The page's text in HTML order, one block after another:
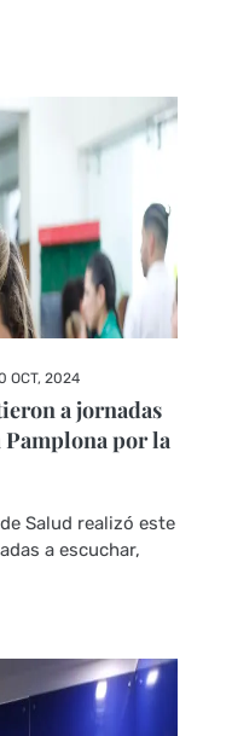
OCT, 2024
a jornadas
Pamplona por la
Salud realizó este
a escuchar,